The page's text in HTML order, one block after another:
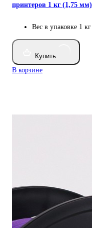
принтеров 1 кг (1,75 мм)
Вес в упаковке 1 кг
Купить
В корзине